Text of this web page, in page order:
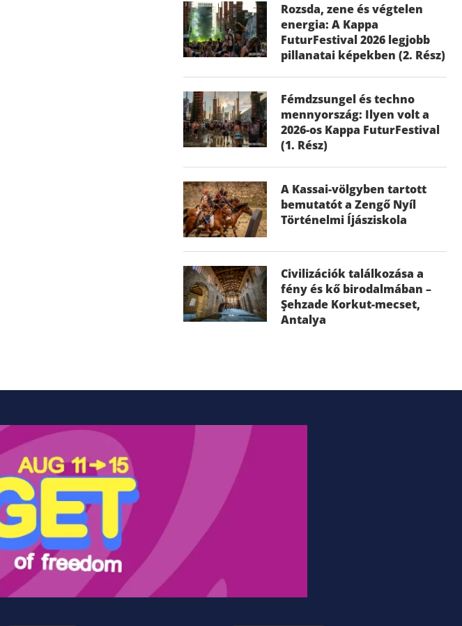
Rozsda, zene és végtelen
energia: A Kappa
FuturFestival 2026 legjobb
pillanatai képekben (2. Rész)
Fémdzsungel és techno
mennyország: Ilyen volt a
2026-os Kappa FuturFestival
(1. Rész)
A Kassai-völgyben tartott
bemutatót a Zengő Nyíl
Történelmi Íjásziskola
Civilizációk találkozása a
fény és kő birodalmában –
Şehzade Korkut-mecset,
Antalya